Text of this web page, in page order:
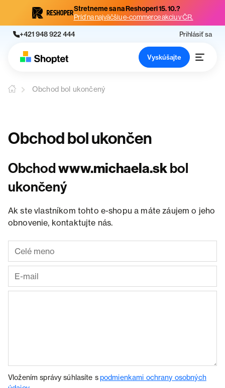
Stretneme sa na Reshoperi 15. 10.?
Príď na najväčšiu e-commerce akciu v ČR.
+421 948 922 444 Prihlásiť sa
Vyskúšajte
Obchod bol ukončený
Obchod bol ukončen
Obchodwww.michaela.skbol
ukončený
Ak ste vlastníkom tohto e-shopu a máte záujem o jeho
obnovenie, kontaktujte nás.
Vložením správy súhlasíte spodmienkami ochrany osobných